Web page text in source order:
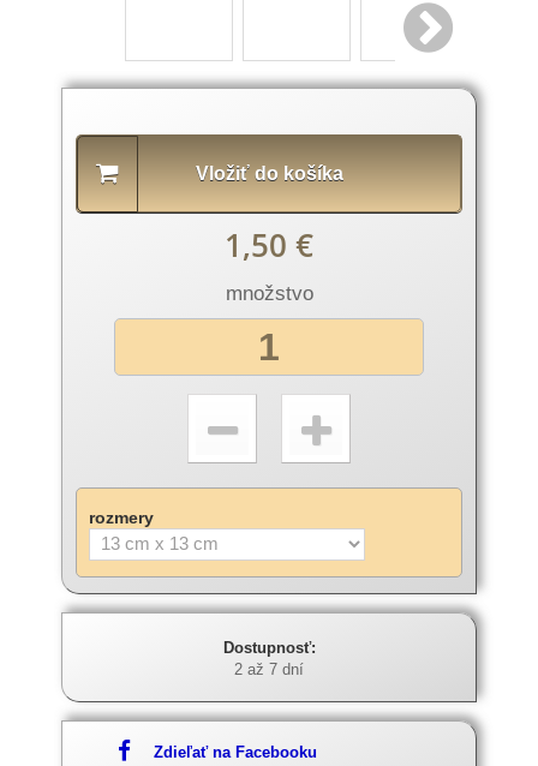
Vložiť do košíka
1,50 €
množstvo
rozmery
Dostupnosť:
2 až 7 dní
Zdieľať na Facebooku
produktu